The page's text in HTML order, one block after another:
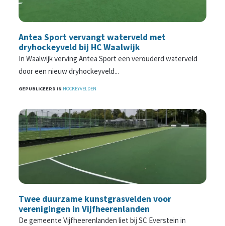
Antea Sport vervangt waterveld met
dryhockeyveld bij HC Waalwijk
In Waalwijk verving Antea Sport een verouderd waterveld
door een nieuw dryhockeyveld...
GEPUBLICEERD IN HOCKEYVELDEN
Twee duurzame kunstgrasvelden voor
verenigingen in Vijfheerenlanden
De gemeente Vijfheerenlanden liet bij SC Everstein in